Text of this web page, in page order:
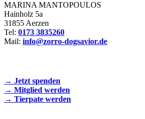
MARINA MANTOPOULOS
Hainholz 5a
31855 Aerzen
Tel: 0173 3835260
Mail: info@zorro-dogsavior.de
→ Jetzt spenden
→ Mitglied werden
→ Tierpate werden